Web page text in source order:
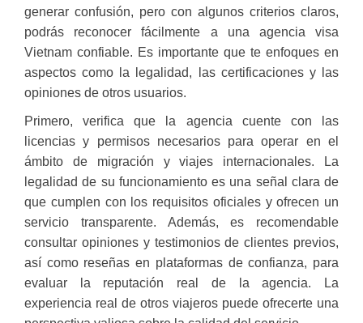
generar confusión, pero con algunos criterios claros,
podrás reconocer fácilmente a una agencia visa
Vietnam confiable. Es importante que te enfoques en
aspectos como la legalidad, las certificaciones y las
opiniones de otros usuarios.
Primero, verifica que la agencia cuente con las
licencias y permisos necesarios para operar en el
ámbito de migración y viajes internacionales. La
legalidad de su funcionamiento es una señal clara de
que cumplen con los requisitos oficiales y ofrecen un
servicio transparente. Además, es recomendable
consultar opiniones y testimonios de clientes previos,
así como reseñas en plataformas de confianza, para
evaluar la reputación real de la agencia. La
experiencia real de otros viajeros puede ofrecerte una